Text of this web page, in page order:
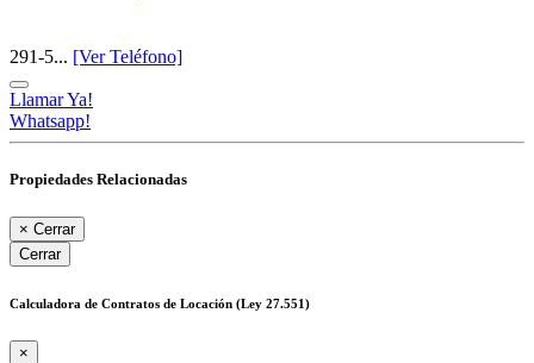
291-5... [Ver Teléfono]
Llamar Ya!
Whatsapp!
Propiedades Relacionadas
× Cerrar
Cerrar
Calculadora de Contratos de Locación (Ley 27.551)
×